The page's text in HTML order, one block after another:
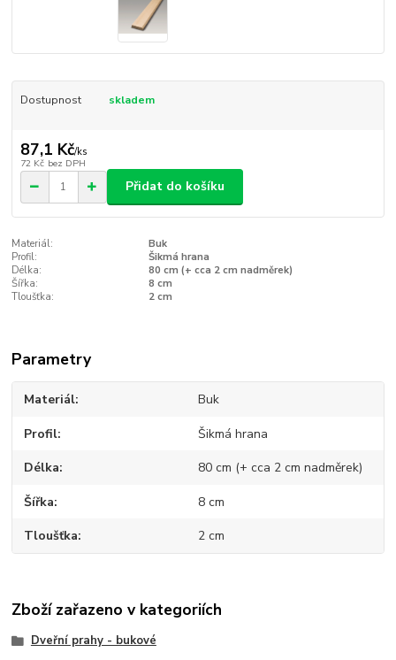
Dostupnost skladem
87,1 Kč/ks
72 Kč bez DPH
Přidat do košíku
Materiál:
Buk
Profil:
Šikmá hrana
Délka:
80 cm (+ cca 2 cm nadměrek)
Šířka:
8 cm
Tloušťka:
2 cm
Parametry
Materiál Buk
Profil Šikmá hrana
Délka 80 cm (+ cca 2 cm nadměrek)
Šířka 8 cm
Tloušťka 2 cm
Zboží zařazeno v kategoriích
Dveřní prahy - bukové